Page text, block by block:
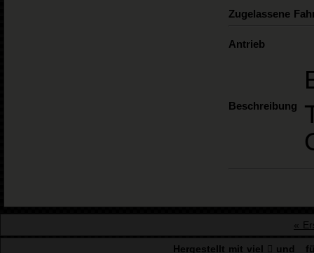
Zugelassene
Antrieb
Beschreibung
«
Hergestellt mit viel und